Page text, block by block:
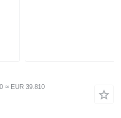
≈ EUR 39.810